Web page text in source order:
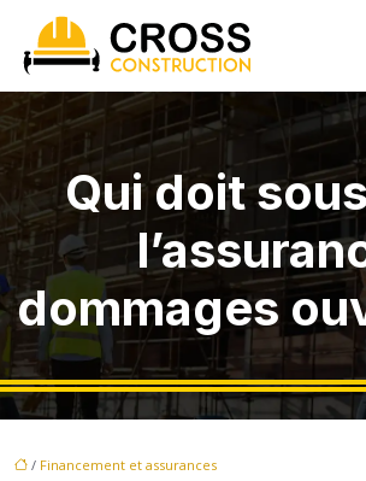
Qui doit
dommages
/ Financement et assurances